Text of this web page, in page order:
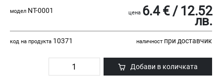
модел NT-0001 цена 6.4 € / 12.52
лв.
код на продукта 10371 наличност при доставчик
Добави в количката